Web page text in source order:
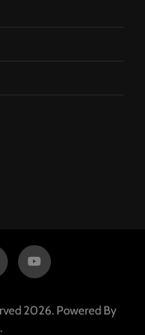
2026. Powered By
.